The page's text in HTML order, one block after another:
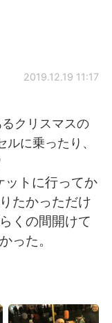
2019.12.19 11:17
クリスマスの
に乗ったり、
ットに行ってか
たかっただけ
くの間開けて
った。